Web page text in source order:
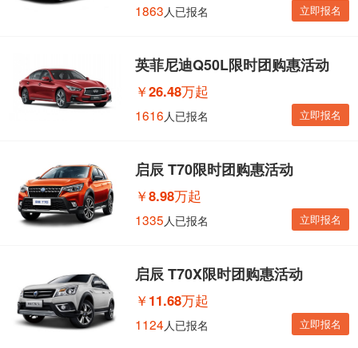
1863 人已报名 立即报名
英菲尼迪Q50L限时团购惠活动
￥26.48万起
1616 人已报名 立即报名
启辰 T70限时团购惠活动
￥8.98万起
1335 人已报名 立即报名
启辰 T70X限时团购惠活动
￥ 11.68万起
1124 人已报名 立即报名